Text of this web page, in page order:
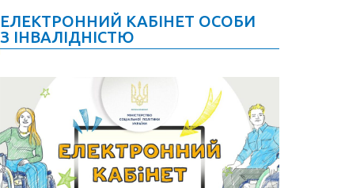
ЕЛЕКТРОННИЙ КАБІНЕТ ОСОБИ
З ІНВАЛІДНІСТЮ